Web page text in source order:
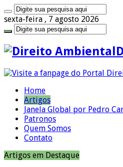
sexta-feira , 7 agosto 2026
Home
Artigos
Janela Global por Pedro
Patronos
Quem Somos
Contato
Artigos em Destaque